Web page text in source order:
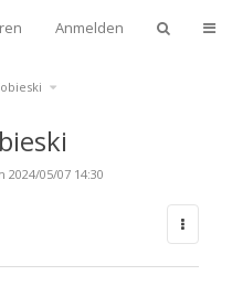
Anmelden
Schalte
den
Verzeichnisbaum
2024/05/07 14:30